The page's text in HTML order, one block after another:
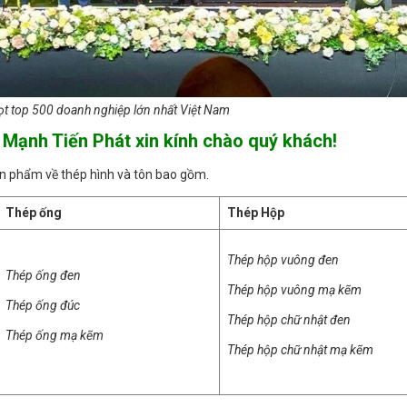
top 500 doanh nghiệp lớn nhất Việt Nam
Tiến Phát xin kính chào quý khách!
phẩm về thép hình và tôn bao gồm.
Thép ống Thép Hộp
Thép ống đen
Thép ống đúc
Thép ống mạ kẽm
Thép hộp vuông đen
Thép hộp vuông mạ kẽm
Thép hộp chữ nhật đen
Thép hộp chữ nhật mạ kẽm